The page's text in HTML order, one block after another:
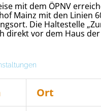
mit dem ÖPNV
Mainz mit den Linien
Die Haltestelle
direkt vor dem Haus
Ort